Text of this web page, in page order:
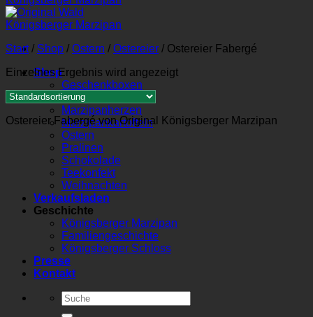
Shop
Geschenkboxen
Marzipanbrote
Marzipanherzen
Marzipankartoffeln
Ostern
Pralinen
Schokolade
Teekonfekt
Weihnachten
Verkaufsladen
Geschichte
Königsberger Marzipan
Familiengeschichte
Königsberger Schloss
Presse
Kontakt
Suchen
nach:
Start / Shop / Ostern / Ostereier / Ostereier Fabergé
Einzelnes Ergebnis wird angezeigt
Ostereier Fabergé von Original Königsberger Marzipan